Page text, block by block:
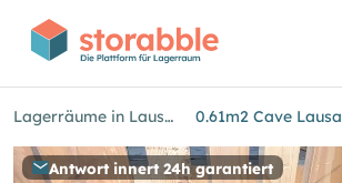
Lagerräume in Lausanne
Antwort innert 24h garantiert